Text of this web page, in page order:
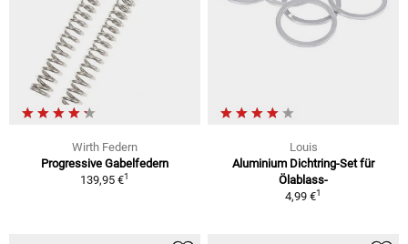
Wirth Federn
Progressive Gabelfedern
139,95 €1
Louis
Aluminium Dichtring-Set für
Ölablass-
4,99 €1